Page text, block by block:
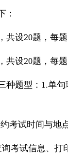
：
共设20题，每
共设20题，每
种题型：1.单
考试时间与地
考试信息、打